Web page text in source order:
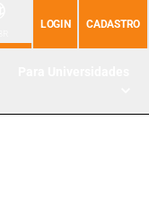
LOGIN CADASTRO